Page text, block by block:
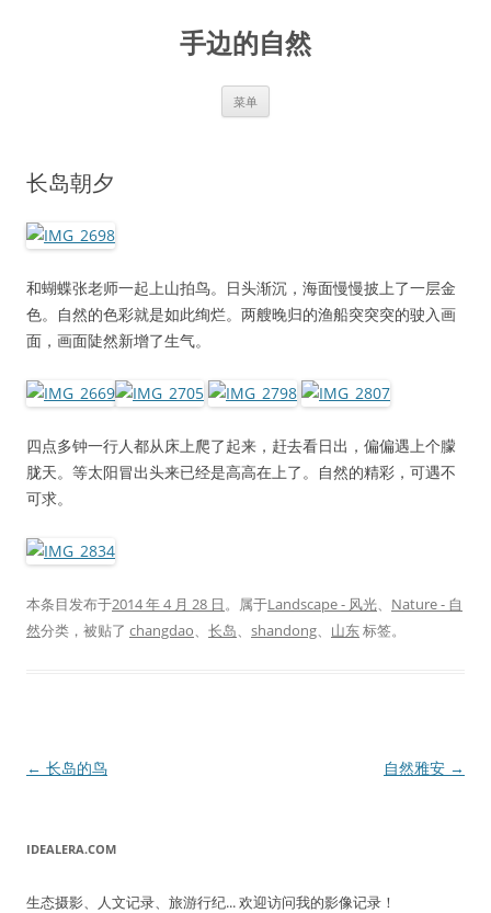
手边的自然
菜单
长岛朝夕
和蝴蝶张老师一起上山拍鸟。日头渐沉，海面慢慢披上了一层金
色。自然的色彩就是如此绚烂。两艘晚归的渔船突突突的驶入画
面，画面陡然新增了生气。
四点多钟一行人都从床上爬了起来，赶去看日出，偏偏遇上个朦
胧天。等太阳冒出头来已经是高高在上了。自然的精彩，可遇不
可求。
本条目发布于2014 年 4 月 28 日。属于Landscape - 风光、 Nature - 自
然分类，被贴了 changdao、 长岛、 shandong、 山东标签。
文
航
← 长岛的鸟 自然雅安 →
IDEALERA.COM
生态摄影、人文记录、旅游行纪... 欢迎访问我的影像记录！